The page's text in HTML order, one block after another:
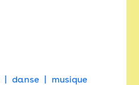
danse musique